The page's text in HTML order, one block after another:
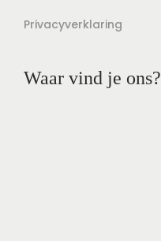
Privacyverklaring
Waar vind je ons?